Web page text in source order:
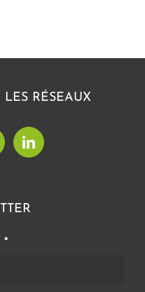
LES RÉSEAUX
*